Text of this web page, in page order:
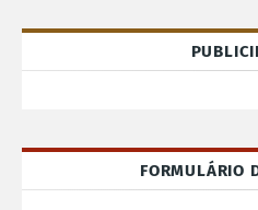
FORMULÁRIO